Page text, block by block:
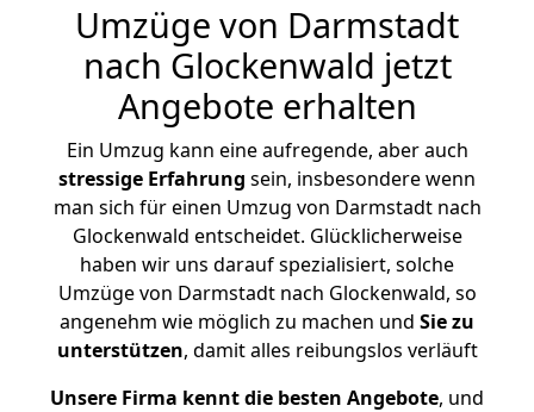
Umzüge von Darmstadt
nach Glockenwald jetzt
Angebote erhalten
Ein Umzug kann eine aufregende, aber auch
stressige Erfahrung sein, insbesondere wenn
man sich für einen Umzug von Darmstadt nach
Glockenwald entscheidet. Glücklicherweise
haben wir uns darauf spezialisiert, solche
Umzüge von Darmstadt nach Glockenwald, so
angenehm wie möglich zu machen und Sie zu
unterstützen, damit alles reibungslos verläuft
Unsere Firma kennt die besten Angebote, und